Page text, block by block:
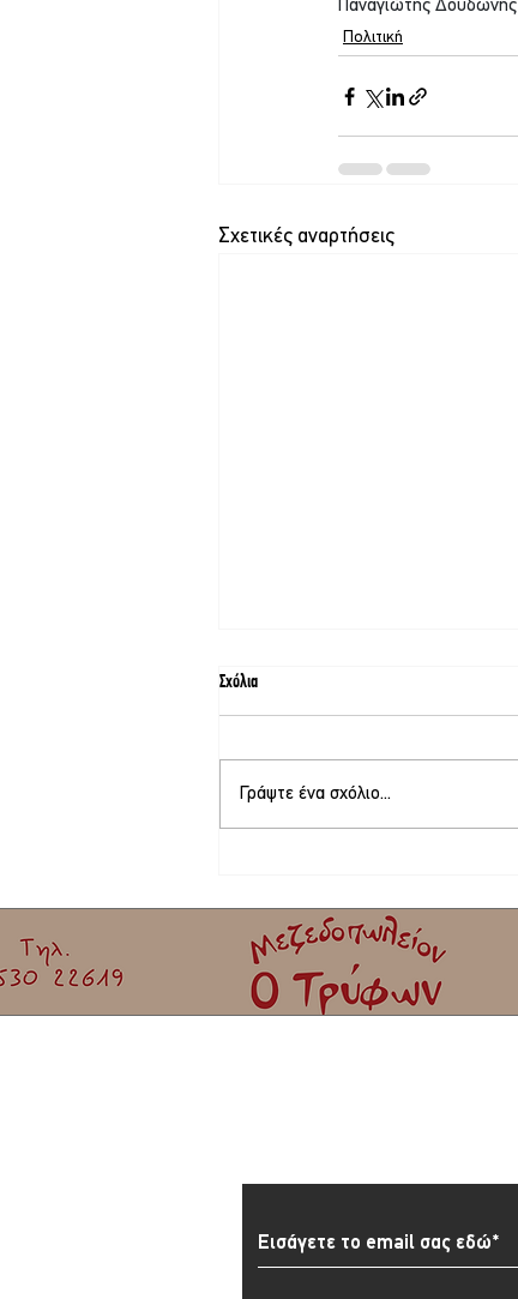
Παναγιώτης Δουδωνής
Πολιτική
Σχετικές αναρτήσεις
Σχόλια
Γράψτε ένα σχόλιο...